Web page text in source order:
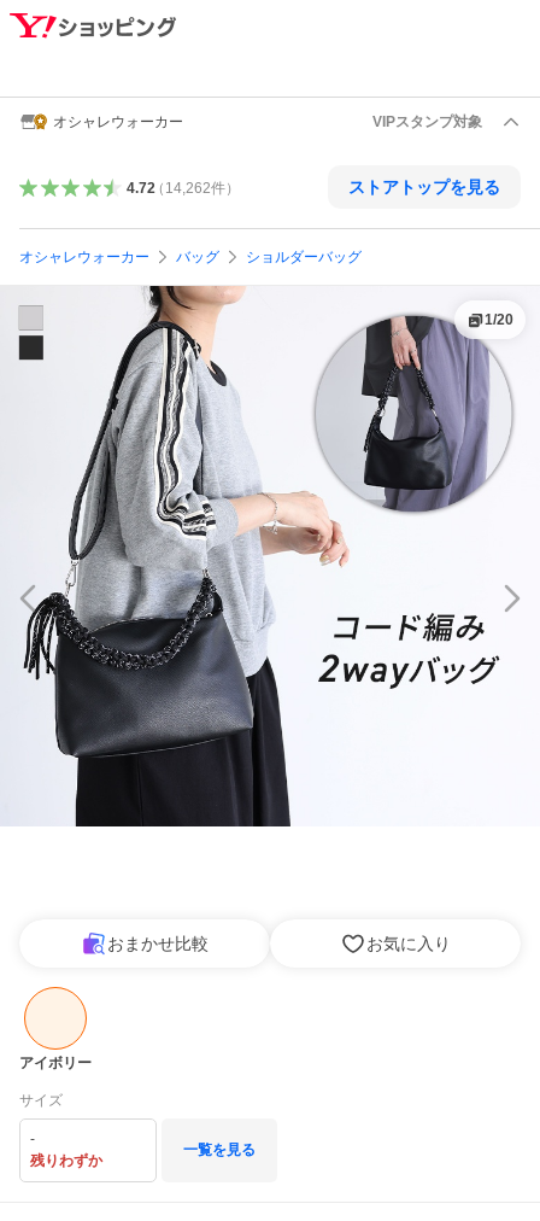
オシャレウォーカー VIPスタンプ対象
4.72（ 14,262件） ストアトップを見る
オシャレウォーカー バッグ ショルダーバッグ
1/20
おまかせ比較 お気に入り
アイボリー
サイズ
-
残りわずか
一覧を見る